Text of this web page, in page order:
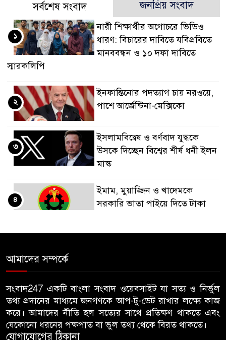
সর্বশেষ সংবাদ জনপ্রিয় সংবাদ
নারী শিক্ষার্থীর অগোচরে ভিডিও
ধারণ: বিচারের দাবিতে যবিপ্রবিতে
মানববন্ধন ও ১০ দফা দাবিতে
স্মারকলিপি
১
ইনফান্তিনোর পদত্যাগ চায় নরওয়ে,
পাশে আর্জেন্টিনা-মেক্সিকো
২
ইসলামবিদ্বেষ ও বর্ণবাদ যুদ্ধকে
উসকে দিচ্ছেন বিশ্বের শীর্ষ ধনী ইলন
মাস্ক
৩
ইমাম, মুয়াজ্জিন ও খাদেমকে
সরকারি ভাতা পাইয়ে দিতে টাকা
৪
বিএনপি নেতা
৫
জন্মনিবন্ধন সংশোধনের নামে অর্থ
নেয়ায় কৃষকদল নেতাকে অব্যাহতি
৬
আমাদের সম্পর্কে
সংবাদ247 একটি বাংলা সংবাদ ওয়েবসাইট যা সত্য ও নির্ভুল
তথ্য প্রদানের মাধ্যমে জনগণকে আপ-টু-ডেট রাখার লক্ষ্যে কাজ
করে। আমাদের নীতি হল সত্যের সাথে প্রতিক্ষণ থাকতে এবং
যেকোনো ধরনের পক্ষপাত বা ভুল তথ্য থেকে বিরত থাকতে।
যোগাযোগের ঠিকানা